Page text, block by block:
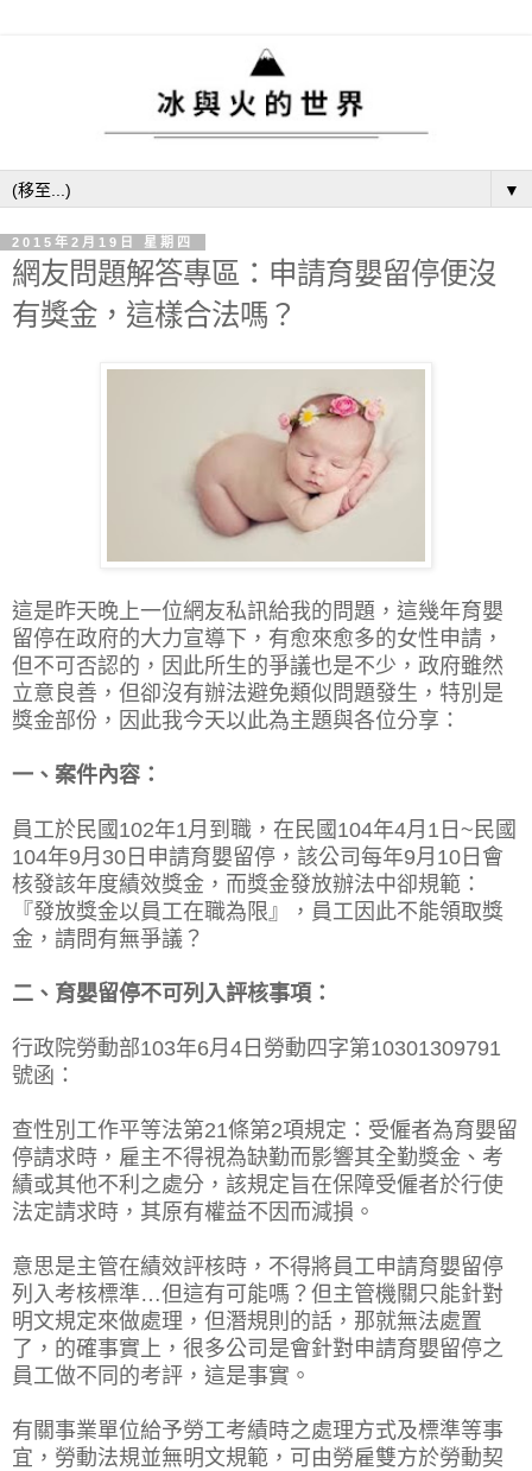
▼
2015年2月19日 星期四
網友問題解答專區：申請育嬰留停便沒
有獎金，這樣合法嗎？
這是昨天晚上一位網友私訊給我的問題，這幾年育嬰
留停在政府的大力宣導下，有愈來愈多的女性申請，
但不可否認的，因此所生的爭議也是不少，政府雖然
立意良善，但卻沒有辦法避免類似問題發生，特別是
獎金部份，因此我今天以此為主題與各位分享：
一、案件內容：
員工於民國102年1月到職，在民國104年4月1日~民國
104年9月30日申請育嬰留停，該公司每年9月10日會
核發該年度績效獎金，而獎金發放辦法中卻規範：
『發放獎金以員工在職為限』，員工因此不能領取獎
金，請問有無爭議？
二、育嬰留停不可列入評核事項：
行政院勞動部103年6月4日勞動四字第10301309791
號函：
查性別工作平等法第21條第2項規定：受僱者為育嬰留
停請求時，雇主不得視為缺勤而影響其全勤獎金、考
績或其他不利之處分，該規定旨在保障受僱者於行使
法定請求時，其原有權益不因而減損。
意思是主管在績效評核時，不得將員工申請育嬰留停
列入考核標準…但這有可能嗎？但主管機關只能針對
明文規定來做處理，但潛規則的話，那就無法處置
了，的確事實上，很多公司是會針對申請育嬰留停之
員工做不同的考評，這是事實。
有關事業單位給予勞工考績時之處理方式及標準等事
宜，勞動法規並無明文規範，可由勞雇雙方於勞動契